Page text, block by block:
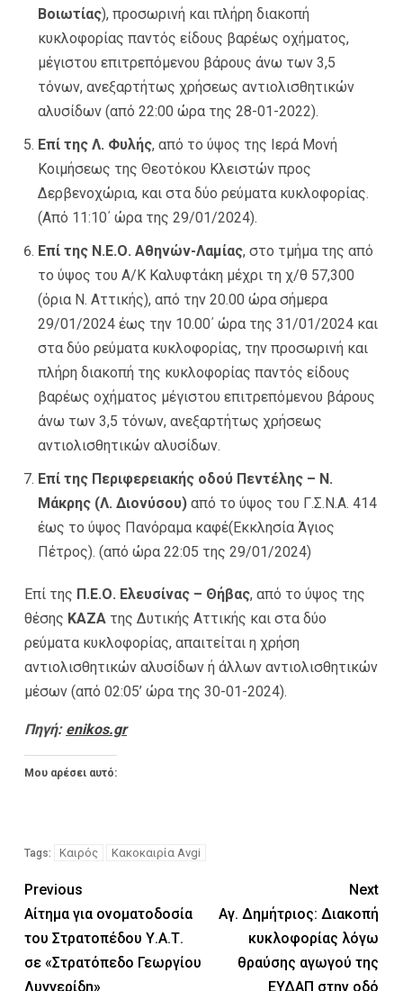
Βοιωτίας), προσωρινή και πλήρη διακοπή
κυκλοφορίας παντός είδους βαρέως οχήματος,
μέγιστου επιτρεπόμενου βάρους άνω των 3,5
τόνων, ανεξαρτήτως χρήσεως αντιολισθητικών
αλυσίδων (από 22:00 ώρα της 28-01-2022).
Επί της Λ. Φυλής, από το ύψος της Ιερά Μονή
Κοιμήσεως της Θεοτόκου Κλειστών προς
Δερβενοχώρια, και στα δύο ρεύματα κυκλοφορίας.
(Από 11:10΄ ώρα της 29/01/2024).
Επί της Ν.Ε.Ο. Αθηνών-Λαμίας, στο τμήμα της από
το ύψος του Α/Κ Καλυφτάκη μέχρι τη χ/θ 57,300
(όρια Ν. Αττικής), από την 20.00 ώρα σήμερα
29/01/2024 έως την 10.00΄ ώρα της 31/01/2024 και
στα δύο ρεύματα κυκλοφορίας, την προσωρινή και
πλήρη διακοπή της κυκλοφορίας παντός είδους
βαρέως οχήματος μέγιστου επιτρεπόμενου βάρους
άνω των 3,5 τόνων, ανεξαρτήτως χρήσεως
αντιολισθητικών αλυσίδων.
Επί της Περιφερειακής οδού Πεντέλης – Ν.
Μάκρης (Λ. Διονύσου) από το ύψος του Γ.Σ.Ν.Α. 414
έως το ύψος Πανόραμα καφέ(Εκκλησία Άγιος
Πέτρος). (από ώρα 22:05 της 29/01/2024)
Επί της Π.Ε.Ο. Ελευσίνας – Θήβας, από το ύψος της
θέσης ΚΑΖΑ της Δυτικής Αττικής και στα δύο
ρεύματα κυκλοφορίας, απαιτείται η χρήση
αντιολισθητικών αλυσίδων ή άλλων αντιολισθητικών
μέσων (από 02:05’ ώρα της 30-01-2024).
Πηγή: enikos.gr
Μου αρέσει αυτό:
Tags: Καιρός Κακοκαιρία Avgi
Previous
Αίτημα για ονοματοδοσία
του Στρατοπέδου Υ.Α.Τ.
σε «Στρατόπεδο Γεωργίου
Λυγγερίδη»
Next
Αγ. Δημήτριος: Διακοπή
κυκλοφορίας λόγω
θραύσης αγωγού της
ΕΥΔΑΠ στην οδό